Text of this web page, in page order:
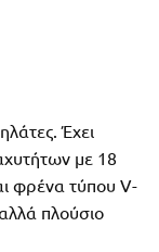
Έχει
με 18
φρένα τύπου V-
πλούσιο